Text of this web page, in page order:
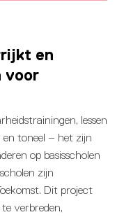
en
voor
lessen
en toneel – het zijn
op basisscholen
zijn
Dit project
verbreden,